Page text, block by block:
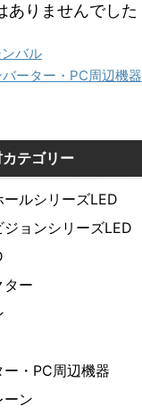
ありませんでした
バル
バーター・PC周辺機器
テゴリー
ールシリーズLED
ジョンシリーズLED
ター
ー・PC周辺機器
ーン